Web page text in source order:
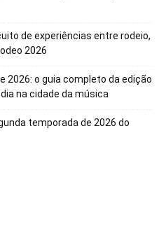
de experiências entre rodeio,
2026
2026: o guia completo da edição
na cidade da música
temporada de 2026 do